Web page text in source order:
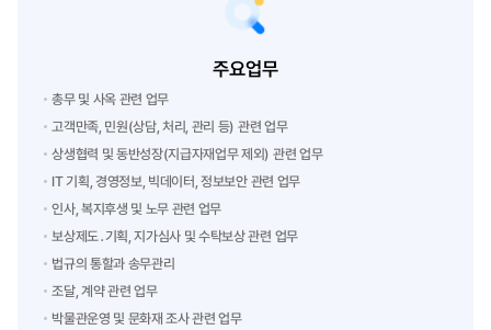
주요업무
총무 및 사옥 관련 업무
고객만족, 민원(상담, 처리, 관리 등) 관련 업무
상생협력 및 동반성장(지급자재업무 제외) 관련 업무
IT 기획, 경영정보, 빅데이터, 정보보안 관련 업무
인사, 복지후생 및 노무 관련 업무
보상제도․기획, 지가심사 및 수탁보상 관련 업무
법규의 통할과 송무관리
조달, 계약 관련 업무
박물관운영 및 문화재 조사 관련 업무